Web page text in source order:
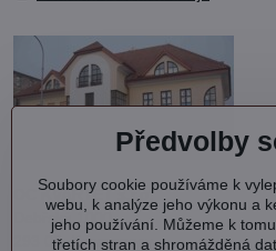
OC KVARTET s.r.o.
Debřská 1000
293 06 Kosmonosy
Předvolby
Soubory cookie používáme k
webu, k analýze jeho výkonu a
jeho používání. Můžeme k
třetích stran a shromážděná